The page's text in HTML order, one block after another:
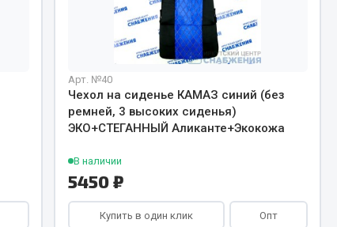
Весь раздел
Цепи подъёмные
Весь раздел
Арт. №40
Чехол на сиденье КАМАЗ синий (без
ремней, 3 высоких сиденья)
ЭКО+СТЕГАННЫЙ Аликанте+Экокожа
В наличии
5450 ₽
Купить в один клик Опт